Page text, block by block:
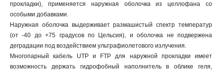
прокладки), применяется наружная оболочка из целлофана со
особыми добавками.
Наружная оболочка выдерживает размашистый спектр температур
(от -40 до +75 градусов по Цельсия), и оболочка не подвержена
деградации под воздействием ультрафиолетового излучения.
Многопарный кабель UTP и FTP для наружной прокладки имеет
возможность держать гидрофобный наполнитель в облике геля,